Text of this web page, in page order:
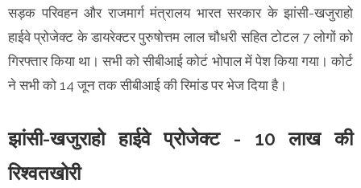
सड़क परिवहन और राजमार्ग मंत्रालय भारत सरकार के झांसी-खजुराहो
हाईवे प्रोजेक्ट के डायरेक्टर पुरुषोत्तम लाल चौधरी सहित टोटल 7 लोगों को
गिरफ्तार किया था। सभी को सीबीआई कोर्ट भोपाल में पेश किया गया। कोर्ट
ने सभी को 14 जून तक सीबीआई की रिमांड पर भेज दिया है।
झांसी-खजुराहो हाईवे प्रोजेक्ट - 10 लाख की
रिश्वतखोरी